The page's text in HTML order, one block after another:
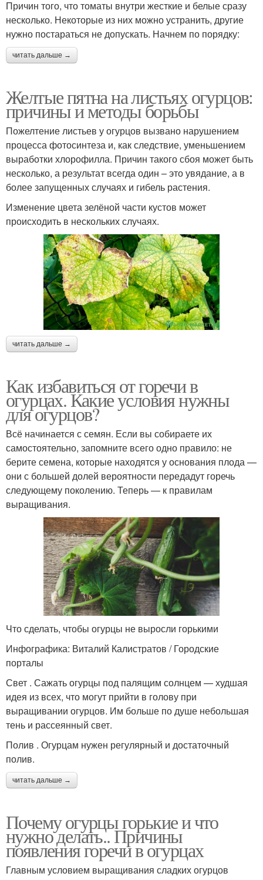
Причин того, что томаты внутри жесткие и белые сразу
несколько. Некоторые из них можно устранить, другие
нужно постараться не допускать. Начнем по порядку:
читать дальше →
Желтые пятна на листьях огурцов:
причины и методы борьбы
Пожелтение листьев у огурцов вызвано нарушением
процесса фотосинтеза и, как следствие, уменьшением
выработки хлорофилла. Причин такого сбоя может быть
несколько, а результат всегда один – это увядание, а в
более запущенных случаях и гибель растения.
Изменение цвета зелёной части кустов может
происходить в нескольких случаях.
читать дальше →
Как избавиться от горечи в
огурцах. Какие условия нужны
для огурцов?
Всё начинается с семян. Если вы собираете их
самостоятельно, запомните всего одно правило: не
берите семена, которые находятся у основания плода —
они с большей долей вероятности передадут горечь
следующему поколению. Теперь — к правилам
выращивания.
Что сделать, чтобы огурцы не выросли горькими
Инфографика: Виталий Калистратов / Городские
порталы
Свет . Сажать огурцы под палящим солнцем — худшая
идея из всех, что могут прийти в голову при
выращивании огурцов. Им больше по душе небольшая
тень и рассеянный свет.
Полив . Огурцам нужен регулярный и достаточный
полив.
читать дальше →
Почему огурцы горькие и что
нужно делать.. Причины
появления горечи в огурцах
Главным условием выращивания сладких огурцов